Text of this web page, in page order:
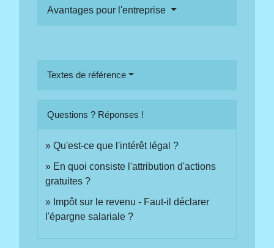
Avantages pour l'entreprise
Textes de référence
Questions ? Réponses !
Qu'est-ce que l'intérêt légal ?
En quoi consiste l'attribution d'actions
gratuites ?
Impôt sur le revenu - Faut-il déclarer
l'épargne salariale ?